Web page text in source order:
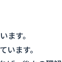
す。
ます。